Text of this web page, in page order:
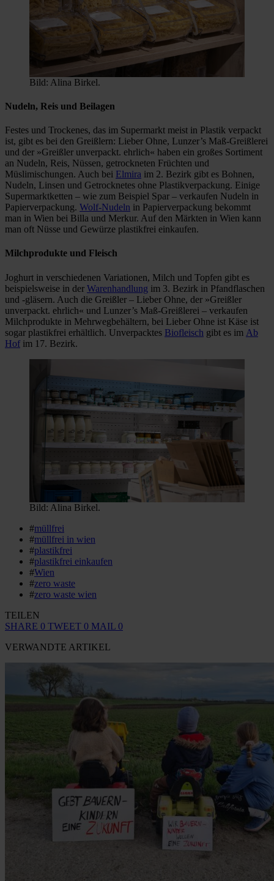
Bild: Alina Birkel.
Nudeln, Reis und Beilagen
Festes und Trockenes, das im Supermarkt meist in Plastik verpackt
ist, gibt es bei den Greißlern: Lieber Ohne, Lunzer’s Maß-Greißlerei
und der »Greißler unverpackt. ehrlich« haben ein großes Sortiment
an Nudeln, Reis, Nüssen, getrockneten Früchten und
Müslimischungen. Auch bei Elmira im 2. Bezirk gibt es Bohnen,
Nudeln, Linsen und Getrocknetes ohne Plastikverpackung. Einige
Supermarktketten – wie zum Beispiel Spar – verkaufen Nudeln in
Papierverpackung. Wolf-Nudeln in Papierverpackung bekommt
man in Wien bei Billa und Merkur. Auf den Märkten in Wien kann
man oft Nüsse und Gewürze plastikfrei einkaufen.
Milchprodukte und Fleisch
Joghurt in verschiedenen Variationen, Milch und Topfen gibt es
beispielsweise in der Warenhandlung im 3. Bezirk in Pfandflaschen
und -gläsern. Auch die Greißler – Lieber Ohne, der »Greißler
unverpackt. ehrlich« und Lunzer’s Maß-Greißlerei – verkaufen
Milchprodukte in Mehrwegbehältern, bei Lieber Ohne ist Käse ist
sogar plastikfrei erhältlich. Unverpacktes Biofleisch gibt es im Ab
Hof im 17. Bezirk.
Bild: Alina Birkel.
#müllfrei
#müllfrei in wien
#plastikfrei
#plastikfrei einkaufen
#Wien
#zero waste
#zero waste wien
TEILEN
SHARE 0 TWEET 0 MAIL 0
VERWANDTE ARTIKEL